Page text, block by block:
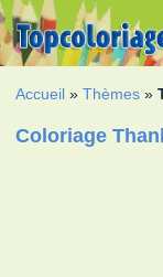
Accueil »Thèmes »
Coloriage